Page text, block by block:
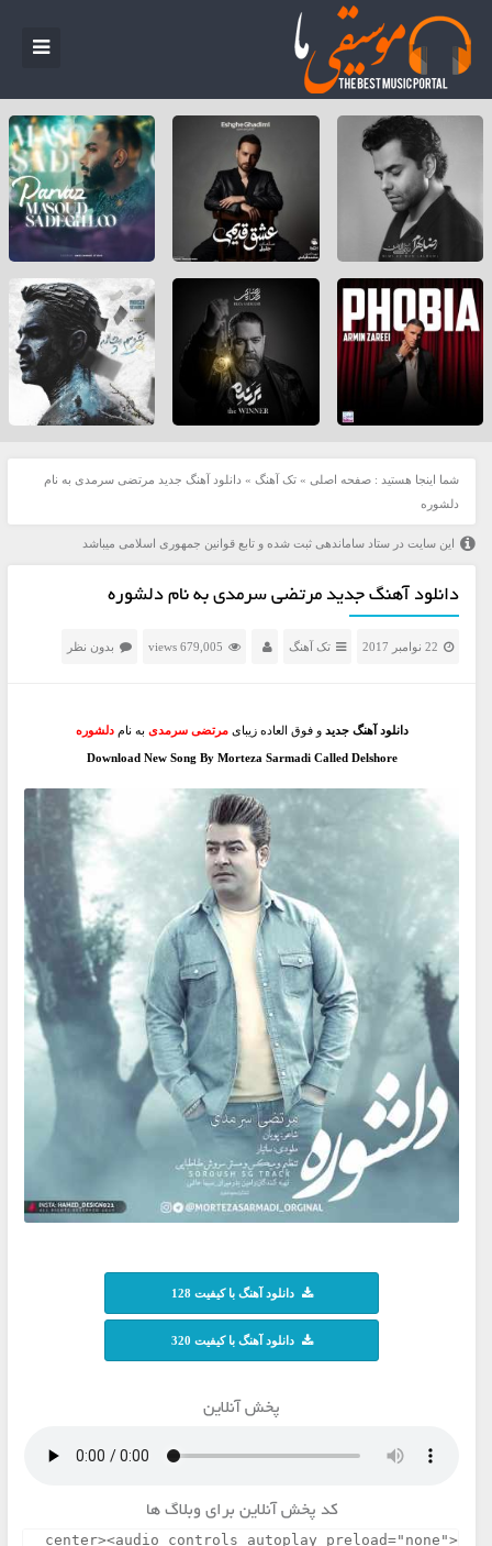
شما اینجا هستید : صفحه اصلی » تک آهنگ » دانلود آهنگ جدید مرتضی سرمدی به نام
دلشوره
این سایت در ستاد ساماندهی ثبت شده و تابع قوانین جمهوری اسلامی میباشد
دانلود آهنگ جدید مرتضی سرمدی به نام دلشوره
22 نوامبر 2017 تک آهنگ 679,005 views بدون نظر
دانلود آهنگ جدید و فوق العاده زیبایمرتضی سرمدی به نامدلشوره
Download New Song By Morteza Sarmadi Called Delshore
دانلود آهنگ با کیفیت 128
دانلود آهنگ با کیفیت 320
پخش آنلاین
کد پخش آنلاین برای وبلاگ ها